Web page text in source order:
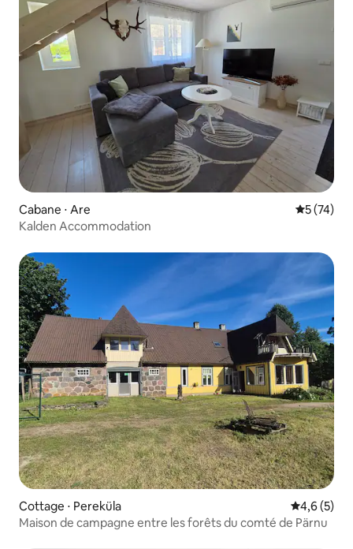
Cabane ⋅ Are
5 (74)
Kalden Accommodation
Cottage ⋅ Pereküla Évaluation
4,6 (5)
Maison de campagne entre les forêts du comté de Pärnu